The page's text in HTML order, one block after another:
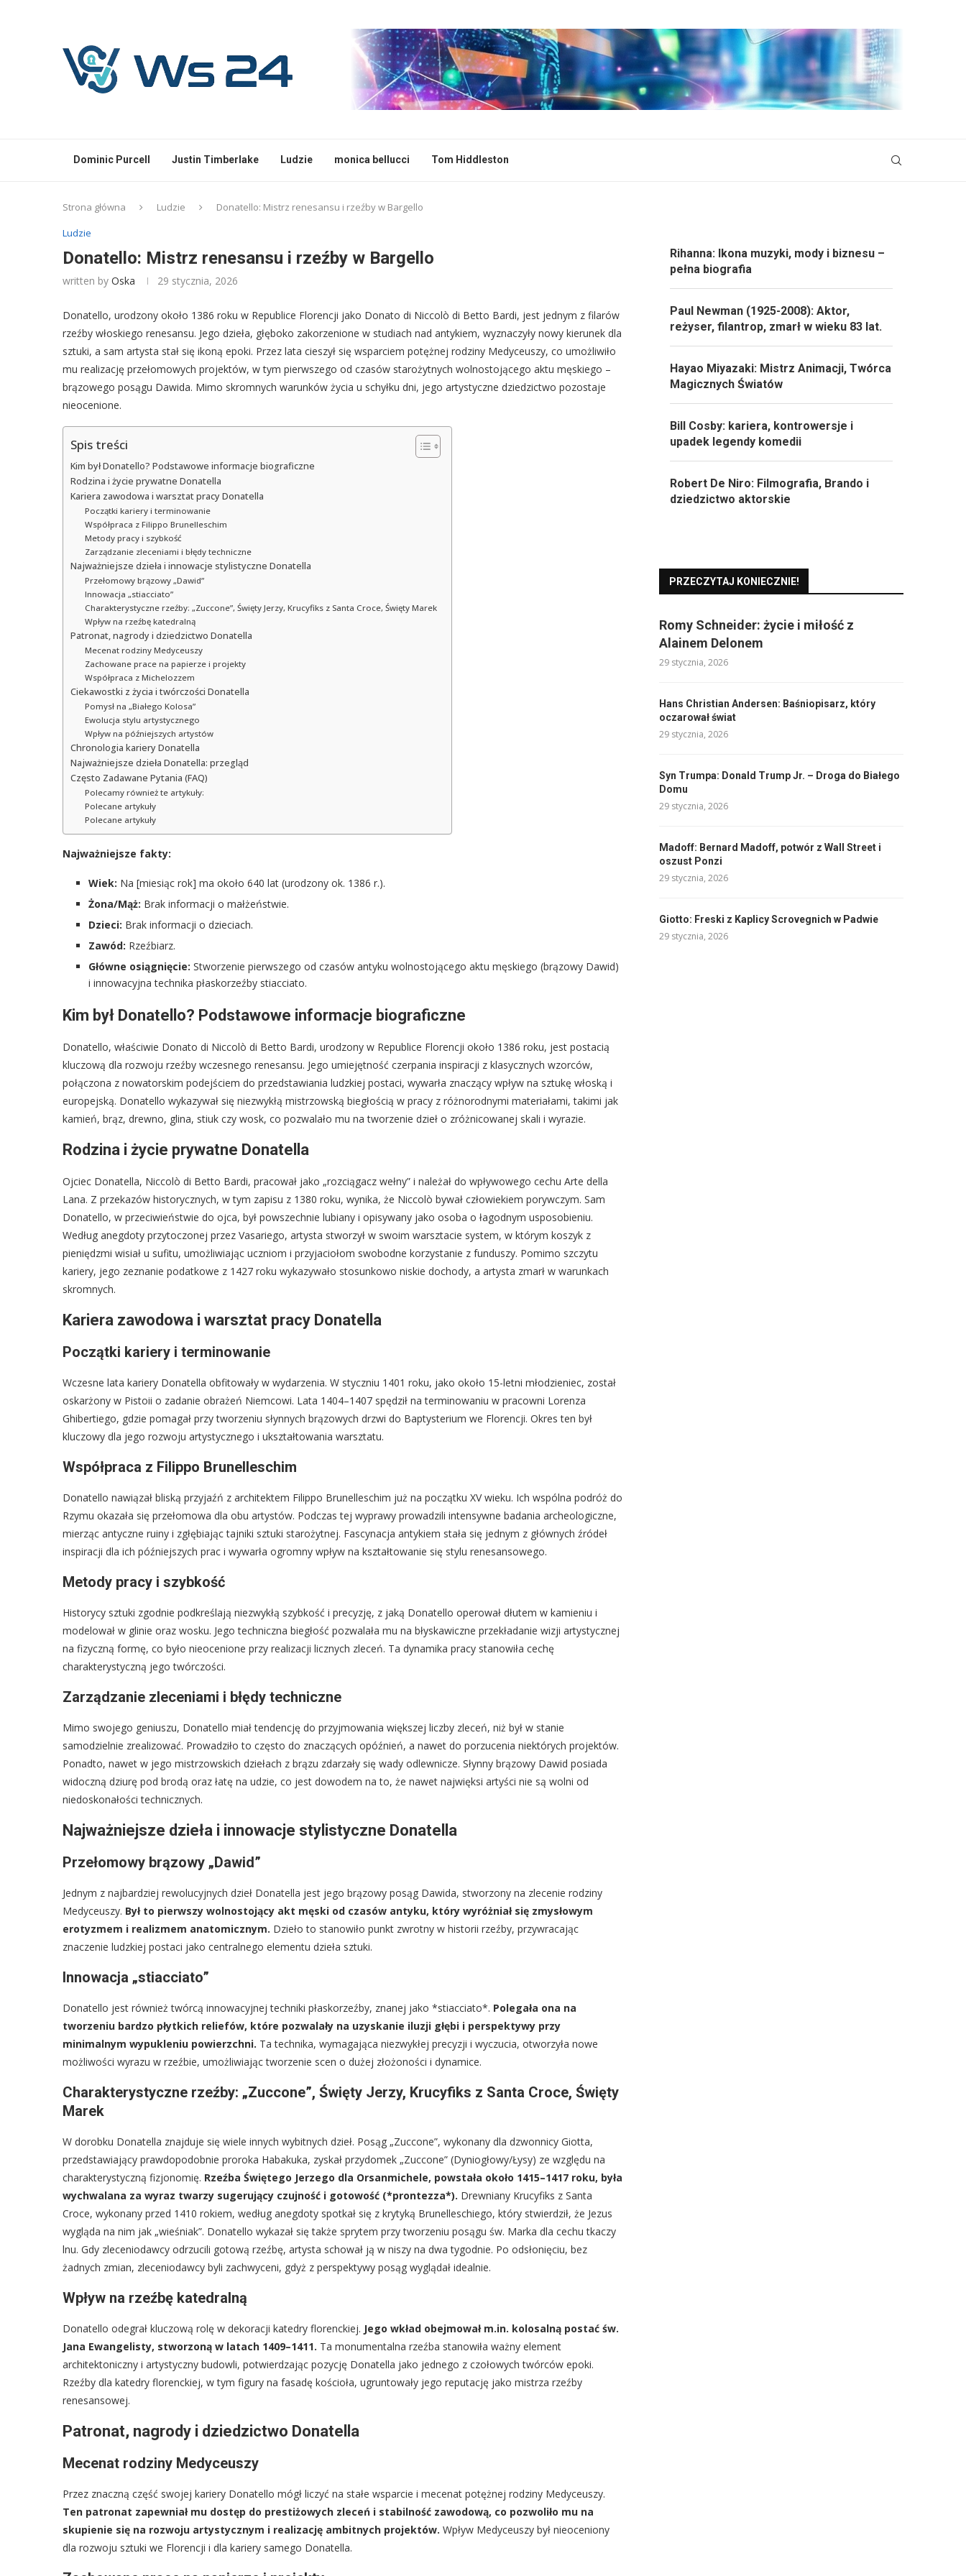
Dominic Purcell Justin Timberlake Ludzie monica bellucci Tom Hiddleston
Strona główna Ludzie
Donatello: Mistrz renesansu i rzeźby w Bargello
Ludzie
Donatello: Mistrz renesansu i rzeźby w Bargello
written by Oska 29 stycznia, 2026
Donatello, urodzony około 1386 roku w Republice Florencji jako Donato di Niccolò di Betto Bardi, jest jednym z filarów
rzeźby włoskiego renesansu. Jego dzieła, głęboko zakorzenione w studiach nad antykiem, wyznaczyły nowy kierunek dla
sztuki, a sam artysta stał się ikoną epoki. Przez lata cieszył się wsparciem potężnej rodziny Medyceuszy, co umożliwiło
mu realizację przełomowych projektów, w tym pierwszego od czasów starożytnych wolnostojącego aktu męskiego –
brązowego posągu Dawida. Mimo skromnych warunków życia u schyłku dni, jego artystyczne dziedzictwo pozostaje
nieocenione.
Spis treści
Kim był Donatello? Podstawowe informacje biograficzne
Rodzina i życie prywatne Donatella
Kariera zawodowa i warsztat pracy Donatella
Początki kariery i terminowanie
Współpraca z Filippo Brunelleschim
Metody pracy i szybkość
Zarządzanie zleceniami i błędy techniczne
Najważniejsze dzieła i innowacje stylistyczne Donatella
Przełomowy brązowy „Dawid”
Innowacja „stiacciato”
Charakterystyczne rzeźby: „Zuccone”, Święty Jerzy, Krucyfiks z Santa Croce, Święty Marek
Wpływ na rzeźbę katedralną
Patronat, nagrody i dziedzictwo Donatella
Mecenat rodziny Medyceuszy
Zachowane prace na papierze i projekty
Współpraca z Michelozzem
Ciekawostki z życia i twórczości Donatella
Pomysł na „Białego Kolosa”
Ewolucja stylu artystycznego
Wpływ na późniejszych artystów
Chronologia kariery Donatella
Najważniejsze dzieła Donatella: przegląd
Często Zadawane Pytania (FAQ)
Polecamy również te artykuły:
Polecane artykuły
Polecane artykuły
Najważniejsze fakty:
Wiek: Na [miesiąc rok] ma około 640 lat (urodzony ok. 1386 r.).
Żona/Mąż: Brak informacji o małżeństwie.
Dzieci: Brak informacji o dzieciach.
Zawód: Rzeźbiarz.
Główne osiągnięcie: Stworzenie pierwszego od czasów antyku wolnostojącego aktu męskiego (brązowy Dawid)
i innowacyjna technika płaskorzeźby stiacciato.
Kim był Donatello? Podstawowe informacje biograficzne
Donatello, właściwie Donato di Niccolò di Betto Bardi, urodzony w Republice Florencji około 1386 roku, jest postacią
kluczową dla rozwoju rzeźby wczesnego renesansu. Jego umiejętność czerpania inspiracji z klasycznych wzorców,
połączona z nowatorskim podejściem do przedstawiania ludzkiej postaci, wywarła znaczący wpływ na sztukę włoską i
europejską. Donatello wykazywał się niezwykłą mistrzowską biegłością w pracy z różnorodnymi materiałami, takimi jak
kamień, brąz, drewno, glina, stiuk czy wosk, co pozwalało mu na tworzenie dzieł o zróżnicowanej skali i wyrazie.
Rodzina i życie prywatne Donatella
Ojciec Donatella, Niccolò di Betto Bardi, pracował jako „rozciągacz wełny” i należał do wpływowego cechu Arte della
Lana. Z przekazów historycznych, w tym zapisu z 1380 roku, wynika, że Niccolò bywał człowiekiem porywczym. Sam
Donatello, w przeciwieństwie do ojca, był powszechnie lubiany i opisywany jako osoba o łagodnym usposobieniu.
Według anegdoty przytoczonej przez Vasariego, artysta stworzył w swoim warsztacie system, w którym koszyk z
pieniędzmi wisiał u sufitu, umożliwiając uczniom i przyjaciołom swobodne korzystanie z funduszy. Pomimo szczytu
kariery, jego zeznanie podatkowe z 1427 roku wykazywało stosunkowo niskie dochody, a artysta zmarł w warunkach
skromnych.
Kariera zawodowa i warsztat pracy Donatella
Początki kariery i terminowanie
Wczesne lata kariery Donatella obfitowały w wydarzenia. W styczniu 1401 roku, jako około 15-letni młodzieniec, został
oskarżony w Pistoii o zadanie obrażeń Niemcowi. Lata 1404–1407 spędził na terminowaniu w pracowni Lorenza
Ghibertiego, gdzie pomagał przy tworzeniu słynnych brązowych drzwi do Baptysterium we Florencji. Okres ten był
kluczowy dla jego rozwoju artystycznego i ukształtowania warsztatu.
Współpraca z Filippo Brunelleschim
Donatello nawiązał bliską przyjaźń z architektem Filippo Brunelleschim już na początku XV wieku. Ich wspólna podróż do
Rzymu okazała się przełomowa dla obu artystów. Podczas tej wyprawy prowadzili intensywne badania archeologiczne,
mierząc antyczne ruiny i zgłębiając tajniki sztuki starożytnej. Fascynacja antykiem stała się jednym z głównych źródeł
inspiracji dla ich późniejszych prac i wywarła ogromny wpływ na kształtowanie się stylu renesansowego.
Metody pracy i szybkość
Historycy sztuki zgodnie podkreślają niezwykłą szybkość i precyzję, z jaką Donatello operował dłutem w kamieniu i
modelował w glinie oraz wosku. Jego techniczna biegłość pozwalała mu na błyskawiczne przekładanie wizji artystycznej
na fizyczną formę, co było nieocenione przy realizacji licznych zleceń. Ta dynamika pracy stanowiła cechę
charakterystyczną jego twórczości.
Zarządzanie zleceniami i błędy techniczne
Mimo swojego geniuszu, Donatello miał tendencję do przyjmowania większej liczby zleceń, niż był w stanie
samodzielnie zrealizować. Prowadziło to często do znaczących opóźnień, a nawet do porzucenia niektórych projektów.
Ponadto, nawet w jego mistrzowskich dziełach z brązu zdarzały się wady odlewnicze. Słynny brązowy Dawid posiada
widoczną dziurę pod brodą oraz łatę na udzie, co jest dowodem na to, że nawet najwięksi artyści nie są wolni od
niedoskonałości technicznych.
Najważniejsze dzieła i innowacje stylistyczne Donatella
Przełomowy brązowy „Dawid”
Jednym z najbardziej rewolucyjnych dzieł Donatella jest jego brązowy posąg Dawida, stworzony na zlecenie rodziny
Medyceuszy. Był to pierwszy wolnostojący akt męski od czasów antyku, który wyróżniał się zmysłowym
erotyzmem i realizmem anatomicznym. Dzieło to stanowiło punkt zwrotny w historii rzeźby, przywracając
znaczenie ludzkiej postaci jako centralnego elementu dzieła sztuki.
Innowacja „stiacciato”
Donatello jest również twórcą innowacyjnej techniki płaskorzeźby, znanej jako *stiacciato*. Polegała ona na
tworzeniu bardzo płytkich reliefów, które pozwalały na uzyskanie iluzji głębi i perspektywy przy
minimalnym wypukleniu powierzchni. Ta technika, wymagająca niezwykłej precyzji i wyczucia, otworzyła nowe
możliwości wyrazu w rzeźbie, umożliwiając tworzenie scen o dużej złożoności i dynamice.
Charakterystyczne rzeźby: „Zuccone”, Święty Jerzy, Krucyfiks z Santa Croce, Święty
Marek
W dorobku Donatella znajduje się wiele innych wybitnych dzieł. Posąg „Zuccone”, wykonany dla dzwonnicy Giotta,
przedstawiający prawdopodobnie proroka Habakuka, zyskał przydomek „Zuccone” (Dyniogłowy/Łysy) ze względu na
charakterystyczną fizjonomię. Rzeźba Świętego Jerzego dla Orsanmichele, powstała około 1415–1417 roku, była
wychwalana za wyraz twarzy sugerujący czujność i gotowość (*prontezza*). Drewniany Krucyfiks z Santa
Croce, wykonany przed 1410 rokiem, według anegdoty spotkał się z krytyką Brunelleschiego, który stwierdził, że Jezus
wygląda na nim jak „wieśniak”. Donatello wykazał się także sprytem przy tworzeniu posągu św. Marka dla cechu tkaczy
lnu. Gdy zleceniodawcy odrzucili gotową rzeźbę, artysta schował ją w niszy na dwa tygodnie. Po odsłonięciu, bez
żadnych zmian, zleceniodawcy byli zachwyceni, gdyż z perspektywy posąg wyglądał idealnie.
Wpływ na rzeźbę katedralną
Donatello odegrał kluczową rolę w dekoracji katedry florenckiej. Jego wkład obejmował m.in. kolosalną postać św.
Jana Ewangelisty, stworzoną w latach 1409–1411. Ta monumentalna rzeźba stanowiła ważny element
architektoniczny i artystyczny budowli, potwierdzając pozycję Donatella jako jednego z czołowych twórców epoki.
Rzeźby dla katedry florenckiej, w tym figury na fasadę kościoła, ugruntowały jego reputację jako mistrza rzeźby
renesansowej.
Patronat, nagrody i dziedzictwo Donatella
Mecenat rodziny Medyceuszy
Przez znaczną część swojej kariery Donatello mógł liczyć na stałe wsparcie i mecenat potężnej rodziny Medyceuszy.
Ten patronat zapewniał mu dostęp do prestiżowych zleceń i stabilność zawodową, co pozwoliło mu na
skupienie się na rozwoju artystycznym i realizację ambitnych projektów. Wpływ Medyceuszy był nieoceniony
dla rozwoju sztuki we Florencji i dla kariery samego Donatella.
Rihanna: Ikona muzyki, mody i biznesu –
pełna biografia
Paul Newman (1925-2008): Aktor,
reżyser, filantrop, zmarł w wieku 83 lat.
Hayao Miyazaki: Mistrz Animacji, Twórca
Magicznych Światów
Bill Cosby: kariera, kontrowersje i
upadek legendy komedii
Robert De Niro: Filmografia, Brando i
dziedzictwo aktorskie
PRZECZYTAJ KONIECZNIE!
Romy Schneider: życie i miłość z
Alainem Delonem
29 stycznia, 2026
Hans Christian Andersen: Baśniopisarz, który
oczarował świat
29 stycznia, 2026
Syn Trumpa: Donald Trump Jr. – Droga do Białego
Domu
29 stycznia, 2026
Madoff: Bernard Madoff, potwór z Wall Street i
oszust Ponzi
29 stycznia, 2026
Giotto: Freski z Kaplicy Scrovegnich w Padwie
29 stycznia, 2026